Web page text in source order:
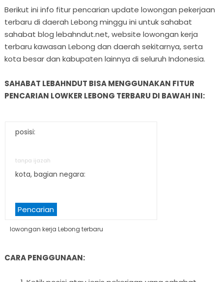
Berikut ini info fitur pencarian update lowongan pekerjaan
terbaru di daerah Lebong minggu ini untuk sahabat
sahabat blog lebahndut.net, website lowongan kerja
terbaru kawasan Lebong dan daerah sekitarnya, serta
kota besar dan kabupaten lainnya di seluruh Indonesia.
SAHABAT LEBAHNDUT BISA MENGGUNAKAN FITUR
PENCARIAN LOWKER LEBONG TERBARU DI BAWAH INI:
posisi:
tanpa ijazah
kota, bagian negara:
Pencarian
lowongan kerja Lebong terbaru
CARA PENGGUNAAN: